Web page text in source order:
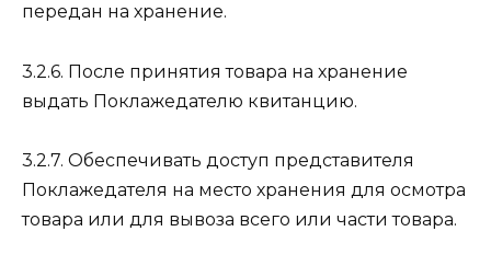
передан на хранение.
3.2.6. После принятия товара на хранение
выдать Поклажедателю квитанцию.
3.2.7. Обеспечивать доступ представителя
Поклажедателя на место хранения для осмотра
товара или для вывоза всего или части товара.